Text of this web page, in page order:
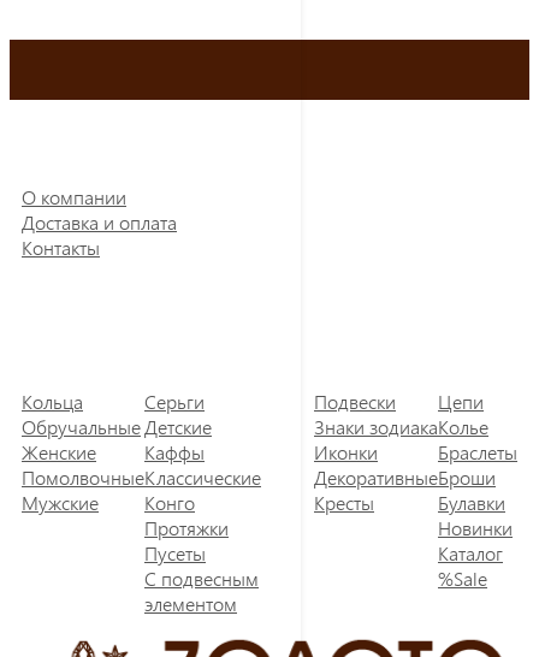
О компании
Доставка и оплата
Контакты
Кольца
Обручальные
Женские
Помолвочные
Мужские
Серьги
Детские
Каффы
Классические
Конго
Протяжки
Пусеты
С подвесным
элементом
Подвески
Знаки зодиака
Иконки
Декоративные
Кресты
Цепи
Колье
Браслеты
Броши
Булавки
Новинки
Каталог
%Sale